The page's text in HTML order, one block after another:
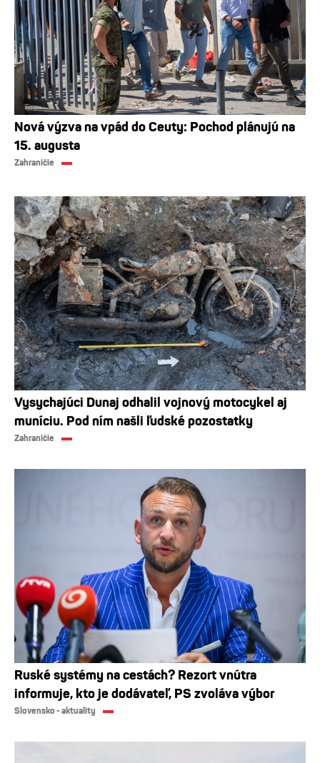
Nová výzva na vpád do Ceuty: Pochod plánujú na
15. augusta
Zahraničie
Vysychajúci Dunaj odhalil vojnový motocykel aj
muníciu. Pod ním našli ľudské pozostatky
Zahraničie
Ruské systémy na cestách? Rezort vnútra
informuje, kto je dodávateľ, PS zvoláva výbor
Slovensko - aktuality